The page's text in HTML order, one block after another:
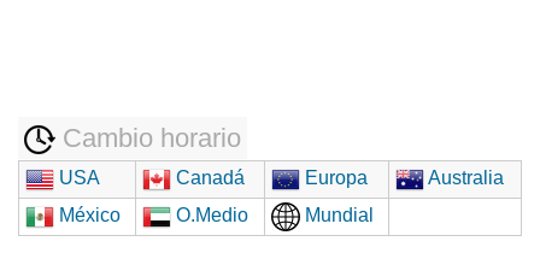
Cambio horario
USA Canadá Europa
Australia
México
O.Medio Mundial